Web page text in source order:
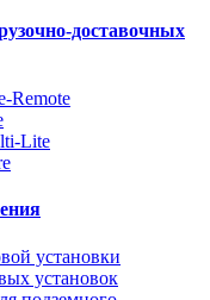
доставочных
Remote
Lite
установки
установок